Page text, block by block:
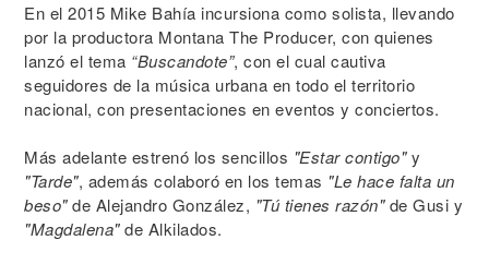
En el 2015 Mike Bahía incursiona como solista, llevando
por la productora Montana The Producer, con quienes
lanzó el tema “Buscandote”, con el cual cautiva
seguidores de la música urbana en todo el territorio
nacional, con presentaciones en eventos y conciertos.
Más adelante estrenó los sencillos "Estar contigo"y
"Tarde", además colaboró en los temas "Le hace falta un
beso"de Alejandro González, "Tú tienes razón"de Gusi y
"Magdalena"de Alkilados.